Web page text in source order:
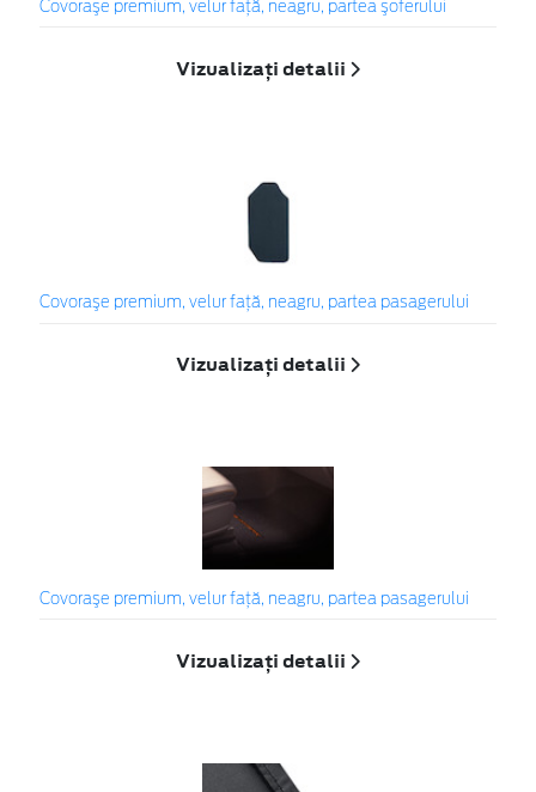
Covoraşe premium, velur faţă, neagru, partea şoferului
Vizualizați detalii
Covoraşe premium, velur faţă, neagru, partea pasagerului
Vizualizați detalii
Covoraşe premium, velur faţă, neagru, partea pasagerului
Vizualizați detalii